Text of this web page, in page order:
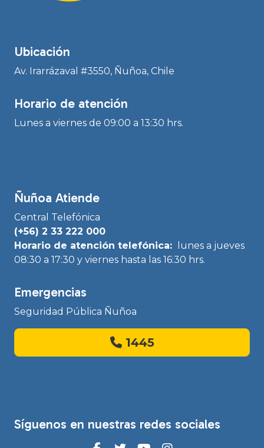
Ubicación
Av. Irarrázaval #3550, Ñuñoa, Chile
Horario de atención
Lunes a viernes de 09:00 a 13:30 hrs.
Ñuñoa Atiende
Central Telefónica
(+56) 2 33 222 000
Horario de atención telefónica:
lunes a jueves
08:30 a 17:30 y viernes hasta las 16:30 hrs.
Emergencias
Seguridad Pública Ñuñoa
1445
Síguenos en nuestras redes sociales